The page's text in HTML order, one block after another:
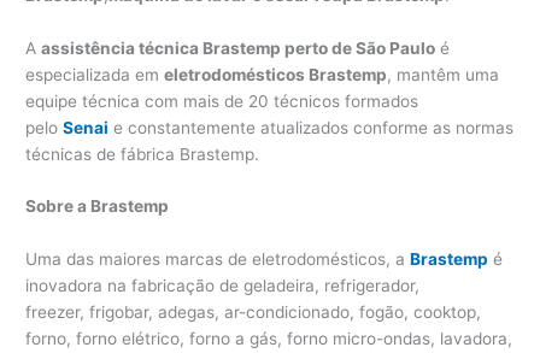
Aassistência técnica Brastemp perto de São Paulo é
especializada emeletrodomésticos Brastemp, mantêm uma
equipe técnica com mais de 20 técnicos formados
peloSenai e constantemente atualizados conforme as normas
técnicas de fábrica Brastemp.
Sobre a Brastemp
Uma das maiores marcas de eletrodomésticos, aBrastemp é
inovadora na fabricação de geladeira, refrigerador,
freezer, frigobar, adegas, ar-condicionado, fogão, cooktop,
forno, forno elétrico, forno a gás, forno micro-ondas, lavadora,